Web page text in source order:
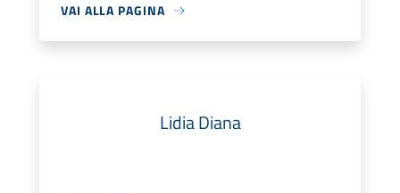
VAI ALLA PAGINA
Lidia Diana